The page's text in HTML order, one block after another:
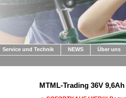
Service und Technik NEWS
Über uns
MTML-Trading 36V